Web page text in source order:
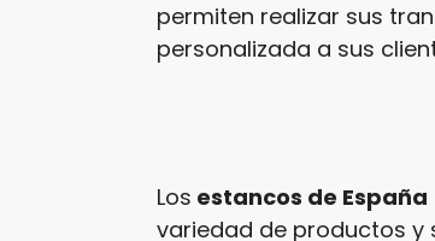
permiten realizar sus
personalizada a sus
Los estancos de España
variedad de productos y